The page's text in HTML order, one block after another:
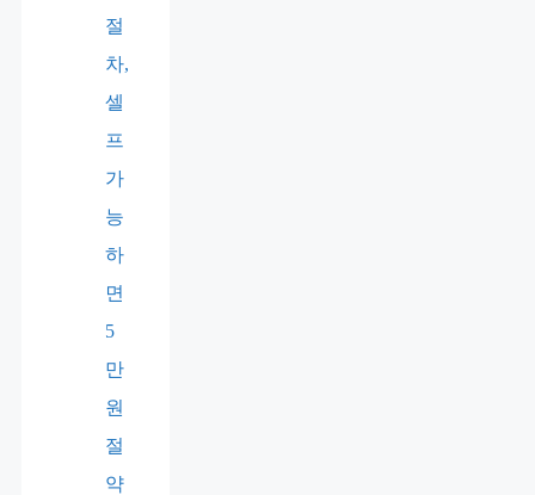
절
차,
셀
프
가
능
하
면
5
만
원
절
약